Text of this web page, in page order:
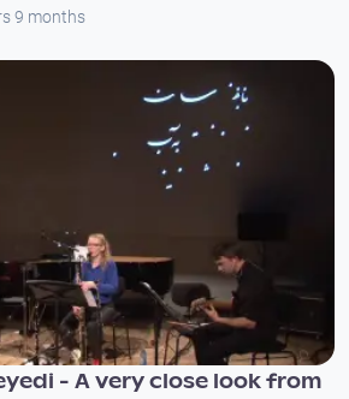
9 months
- A very close look from